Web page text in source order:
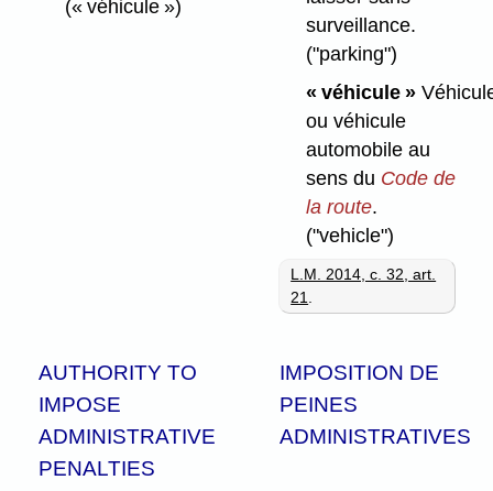
(« véhicule »)
surveillance.
("parking")
« véhicule »
ou véhicule
automobile au
sens du Code de
la route.
("vehicle")
L.M. 2014, c. 32, art.
21.
AUTHORITY TO
IMPOSE
ADMINISTRATIVE
PENALTIES
IMPOSITION DE
PEINES
ADMINISTRATIVES